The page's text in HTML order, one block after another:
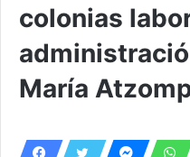
colonias
María